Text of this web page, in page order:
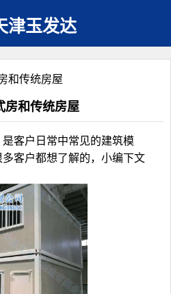
津玉发达
和传统房屋
房和传统房屋
客户日常中常见的建筑模
客户都想了解的，小编下文